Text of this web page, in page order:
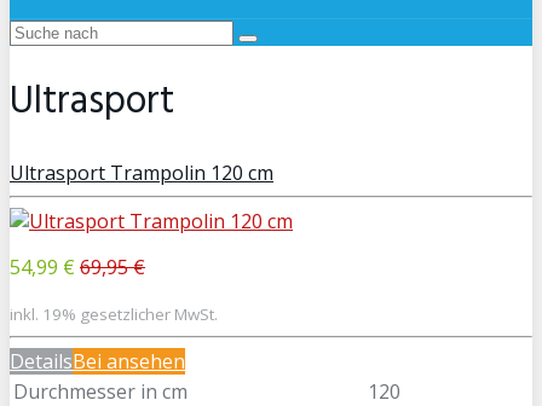
Ultrasport
Ultrasport Trampolin 120 cm
54,99 € 69,95 €
inkl. 19% gesetzlicher MwSt.
DetailsBei ansehen
Durchmesser in cm
120